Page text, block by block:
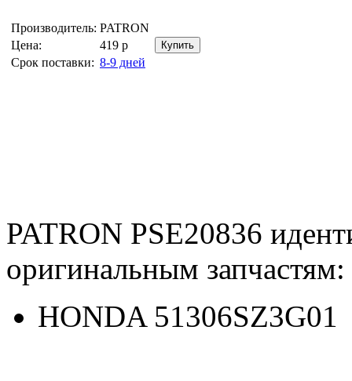
Производитель: PATRON
Цена:
419 р
Срок поставки: 8-9 дней
PATRON PSE20836
оригинальным запчастям:
HONDA 51306SZ3G01